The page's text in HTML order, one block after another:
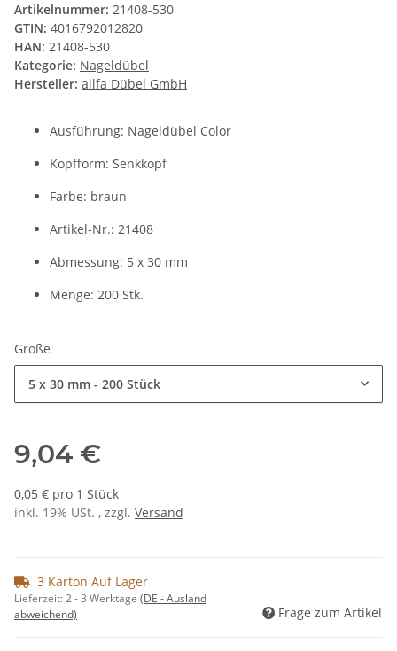
Artikelnummer: 21408-530
GTIN: 4016792012820
HAN: 21408-530
Kategorie: Nageldübel
Hersteller: allfa Dübel GmbH
Ausführung: Nageldübel Color
Kopfform: Senkkopf
Farbe: braun
Artikel-Nr.: 21408
Abmessung: 5 x 30 mm
Menge: 200 Stk.
Größe
5 x 30 mm - 200 Stück
9,04 €
0,05 € pro 1 Stück
inkl. 19% USt. , zzgl. Versand
3 Karton Auf Lager
Lieferzeit:2 - 3 Werktage (DE - Ausland
abweichend)
Frage zum Artikel